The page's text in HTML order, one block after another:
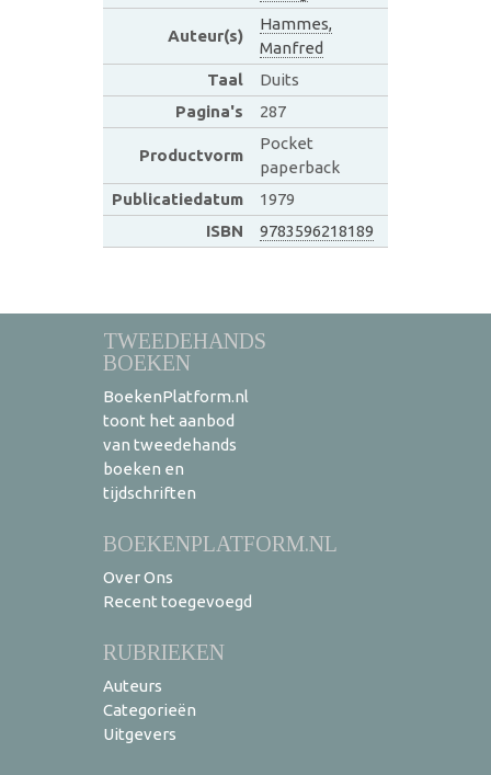
Auteur(s)
Hammes,
Manfred
Taal
Duits
Pagina's
287
Productvorm
Pocket
paperback
Publicatiedatum
1979
ISBN
9783596218189
TWEEDEHANDS
BOEKEN
BoekenPlatform.nl
toont het aanbod
van tweedehands
boeken en
tijdschriften
BOEKENPLATFORM.NL
Over Ons
Recent toegevoegd
RUBRIEKEN
Auteurs
Categorieën
Uitgevers